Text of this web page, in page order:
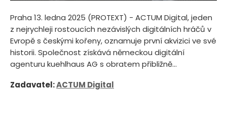
Praha 13. ledna 2025 (PROTEXT) - ACTUM Digital, jeden
z nejrychleji rostoucích nezávislých digitálních hráčů v
Evropě s českými kořeny, oznamuje první akvizici ve své
historii. Společnost získává německou digitální
agenturu kuehlhaus AG s obratem přibližně...
Zadavatel:ACTUM Digital